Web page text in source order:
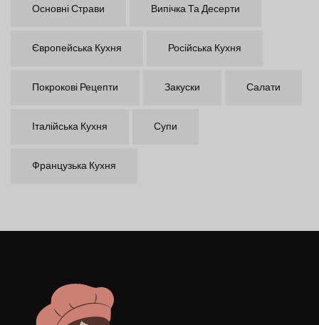
Основні Страви Випічка Та Десерти
Європейська Кухня Російська Кухня
Покрокові Рецепти Закуски Салати
Італійська Кухня Супи
Французька Кухня